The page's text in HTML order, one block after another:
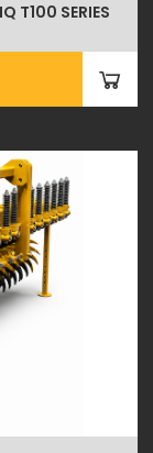
T100 SERIES